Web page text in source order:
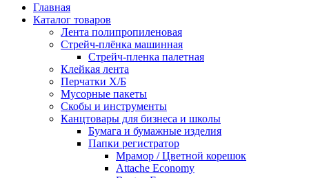
Главная
Каталог товаров
Лента полипропиленовая
Стрейч-плёнка машинная
Стрейч-пленка палетная
Клейкая лента
Перчатки Х/Б
Мусорные пакеты
Скобы и инструменты
Канцтовары для бизнеса и школы
Бумага и бумажные изделия
Папки регистратор
Мрамор / Цветной корешок
Attache Economy